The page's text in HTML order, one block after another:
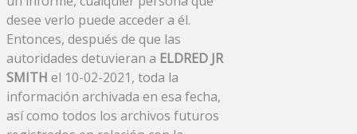
desee verlo puede acceder a él.
Entonces, después de que las
autoridades detuvieran a ELDRED JR
SMITH el 10-02-2021, toda la
información archivada en esa fecha,
así como todos los archivos futuros